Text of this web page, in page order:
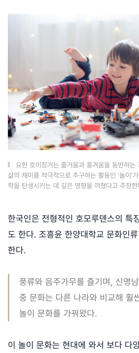
요한 호이징거는 즐거움과 흥겨움을 동반하는
삶의 재미를 적극적으로 추구하는 활동인 '놀이'
학을 탄생시키는 데 깊은 영향을 끼쳤다고 주장한
한국인은 전형적인 호모루덴스의 특
도 한다. 조흥윤 한양대학교 문화인
한다.
풍류와 음주가무를 즐기며, 신명
중 문화는 다른 나라와 비교해 훨
놀이 문화를 가꿔왔다.
이 놀이 문화는 현대에 와서 보다 다